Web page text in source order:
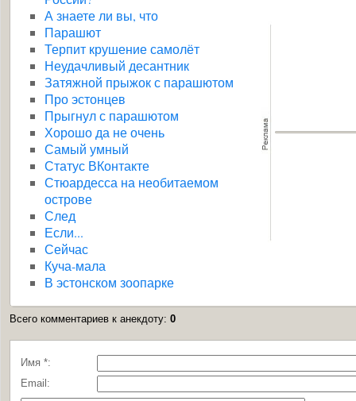
А знаете ли вы, что
Парашют
Терпит крушение самолёт
Неудачливый десантник
Затяжной прыжок с парашютом
Про эстонцев
Прыгнул с парашютом
Хорошо да не очень
Самый умный
Статус ВКонтакте
Стюардесса на необитаемом
острове
След
Если...
Сейчас
Куча-мала
В эстонском зоопарке
Всего комментариев к анекдоту: 0
Имя *:
Email: